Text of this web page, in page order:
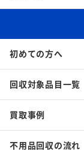
初めての方へ
回収対象品目一覧
買取事例
不用品回収の流れ